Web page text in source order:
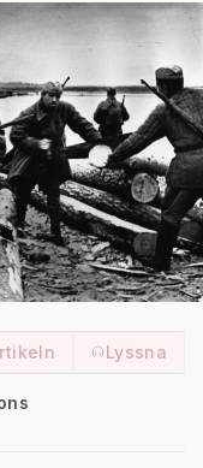
Lyssna